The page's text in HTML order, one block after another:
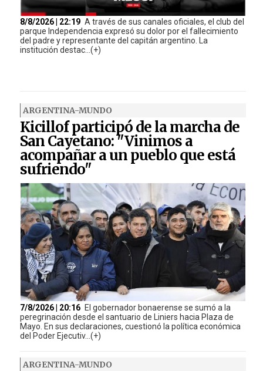
8/8/2026 | 22:19 A través de sus canales oficiales, el club del
parque Independencia expresó su dolor por el fallecimiento
del padre y representante del capitán argentino. La
institución destac...(+)
ARGENTINA-MUNDO
Kicillof participó de la marcha de
San Cayetano: "Vinimos a
acompañar a un pueblo que está
sufriendo"
7/8/2026 | 20:16 El gobernador bonaerense se sumó a la
peregrinación desde el santuario de Liniers hacia Plaza de
Mayo. En sus declaraciones, cuestionó la política económica
del Poder Ejecutiv...(+)
ARGENTINA-MUNDO